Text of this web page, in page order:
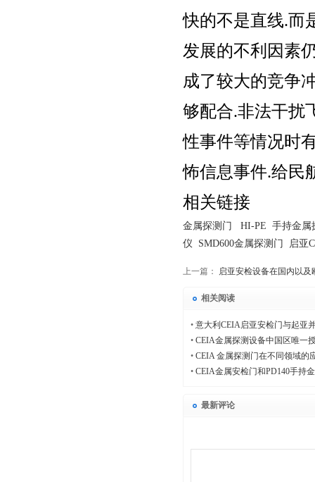
快的不是直线.而
发展的不利因素
成了较大的竞争
够配合.非法干扰
性事件等情况时
怖信息事件.给
相关链接
金属探测门 HI-PE 手持金属
仪
SMD600金属探测门 启亚
上一篇： 启亚安检设备在国内以及
相关阅读
• 意大利CEIA启亚安检门与起亚
• CEIA金属探测设备中国区唯一
• CEIA 金属探测门在不同领域的
• CEIA金属安检门和PD140手持
最新评论